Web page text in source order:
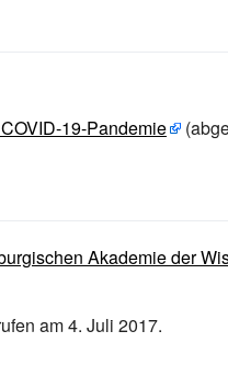
19-Pandemie
Akademie der
am 4. Juli 2017.